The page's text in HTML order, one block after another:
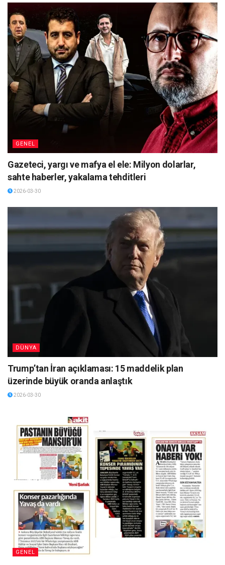
GENEL
Gazeteci, yargı ve mafya el ele: Milyon dolarlar,
sahte haberler, yakalama tehditleri
2026-03-30
DÜNYA
Trump’tan İran açıklaması: 15 maddelik plan
üzerinde büyük oranda anlaştık
2026-03-30
GENEL